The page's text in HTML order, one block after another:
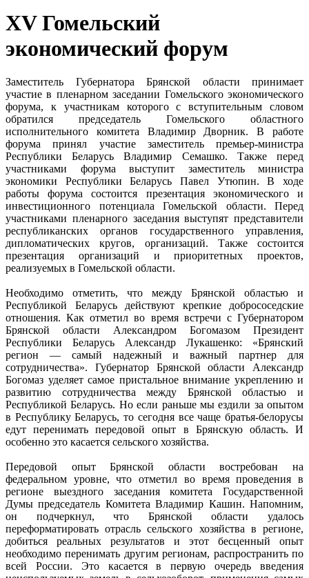
XV Гомельский
экономический форум
Заместитель Губернатора Брянской области принимает
участие в пленарном заседании Гомельского экономического
форума, к участникам которого с вступительным словом
обратился председатель Гомельского областного
исполнительного комитета Владимир Дворник. В работе
форума принял участие заместитель премьер-министра
Республики Беларусь Владимир Семашко. Также перед
участниками форума выступит заместитель министра
экономики Республики Беларусь Павел Утюпин. В ходе
работы форума состоится презентация экономического и
инвестиционного потенциала Гомельской области. Перед
участниками пленарного заседания выступят представители
республиканских органов государственного управления,
дипломатических кругов, организаций. Также состоится
презентация организаций и приоритетных проектов,
реализуемых в Гомельской области.
Необходимо отметить, что между Брянской областью и
Республикой Беларусь действуют крепкие добрососедские
отношения. Как отметил во время встречи с Губернатором
Брянской области Александром Богомазом Президент
Республики Беларусь Александр Лукашенко: «Брянский
регион — самый надежный и важный партнер для
сотрудничества». Губернатор Брянской области Александр
Богомаз уделяет самое пристальное внимание укреплению и
развитию сотрудничества между Брянской областью и
Республикой Беларусь. Но если раньше мы ездили за опытом
в Республику Беларусь, то сегодня все чаще братья-белорусы
едут перенимать передовой опыт в Брянскую область. И
особенно это касается сельского хозяйства.
Передовой опыт Брянской области востребован на
федеральном уровне, что отметил во время проведения в
регионе выездного заседания комитета Государственной
Думы председатель Комитета Владимир Кашин. Напомним,
он подчеркнул, что Брянской области удалось
переформатировать отрасль сельского хозяйства в регионе,
добиться реальных результатов и этот бесценный опыт
необходимо перенимать другим регионам, распространить по
всей России. Это касается в первую очередь введения